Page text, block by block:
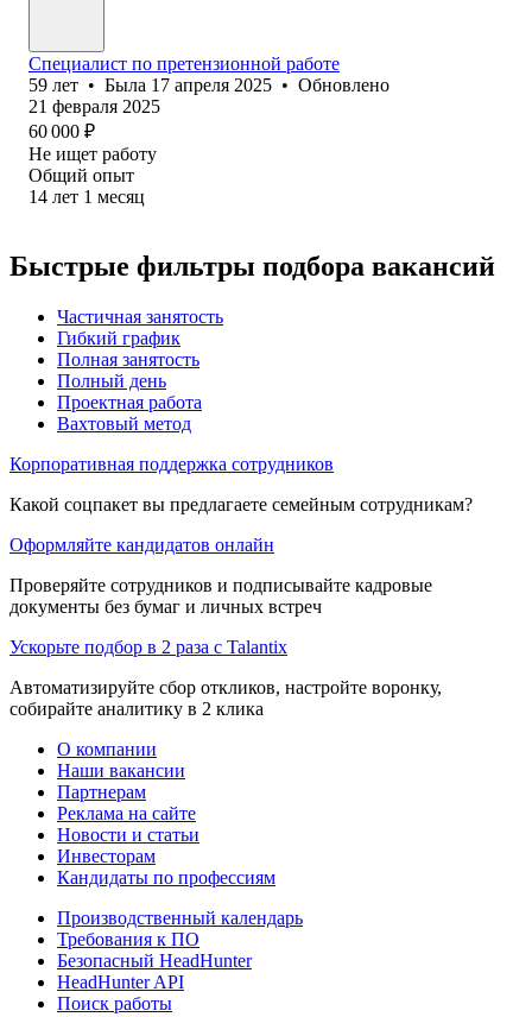
Специалист по претензионной работе
59 лет • Была 17 апреля 2025 • Обновлено
21 февраля 2025
60 000 ₽
Не ищет работу
Общий опыт
14 лет 1 месяц
Быстрые фильтры подбора вакансий
Частичная занятость
Гибкий график
Полная занятость
Полный день
Проектная работа
Вахтовый метод
Корпоративная поддержка сотрудников
Какой соцпакет вы предлагаете семейным сотрудникам?
Оформляйте кандидатов онлайн
Проверяйте сотрудников и подписывайте кадровые
документы без бумаг и личных встреч
Ускорьте подбор в 2 раза с Talantix
Автоматизируйте сбор откликов, настройте воронку,
собирайте аналитику в 2 клика
О компании
Наши вакансии
Партнерам
Реклама на сайте
Новости и статьи
Инвесторам
Кандидаты по профессиям
Производственный календарь
Требования к ПО
Безопасный HeadHunter
HeadHunter API
Поиск работы